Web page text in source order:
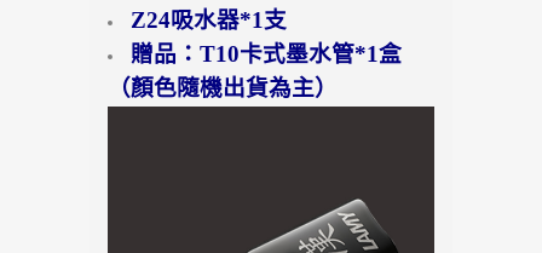
Z24吸水器*1支
贈品：T10卡式墨水管*1盒
（顏色隨機出貨為主）